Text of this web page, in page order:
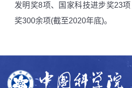
发明奖8项、国家科技进步奖23
奖300余项(截至2020年底)。